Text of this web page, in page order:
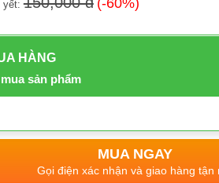
yết:
HÀNG
sản phẩm
MUA NGAY
Gọi điện xác nhận và giao hàng tận